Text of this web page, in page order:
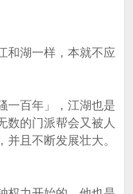
湖一样，本就不应
百年」，江湖也是
数的门派帮会又被人
且不断发展壮大。